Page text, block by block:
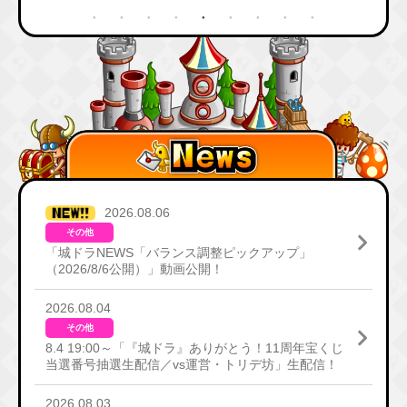
2026.08.06
その他
「城ドラNEWS「バランス調整ピックアップ」
（2026/8/6公開）」動画公開！
2026.08.04
その他
8.4 19:00～「『城ドラ』ありがとう！11周年宝くじ
当選番号抽選生配信／vs運営・トリデ坊」生配信！
2026.08.03